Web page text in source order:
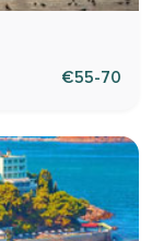
€55-70